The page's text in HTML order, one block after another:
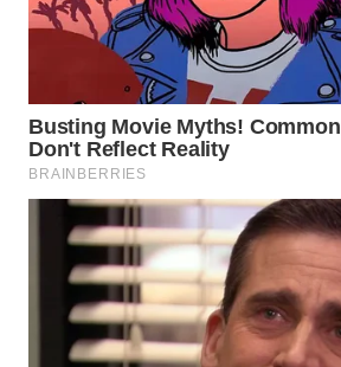
WAHANA
NEWS
WAHANA
WAHANA
ADVOKAT